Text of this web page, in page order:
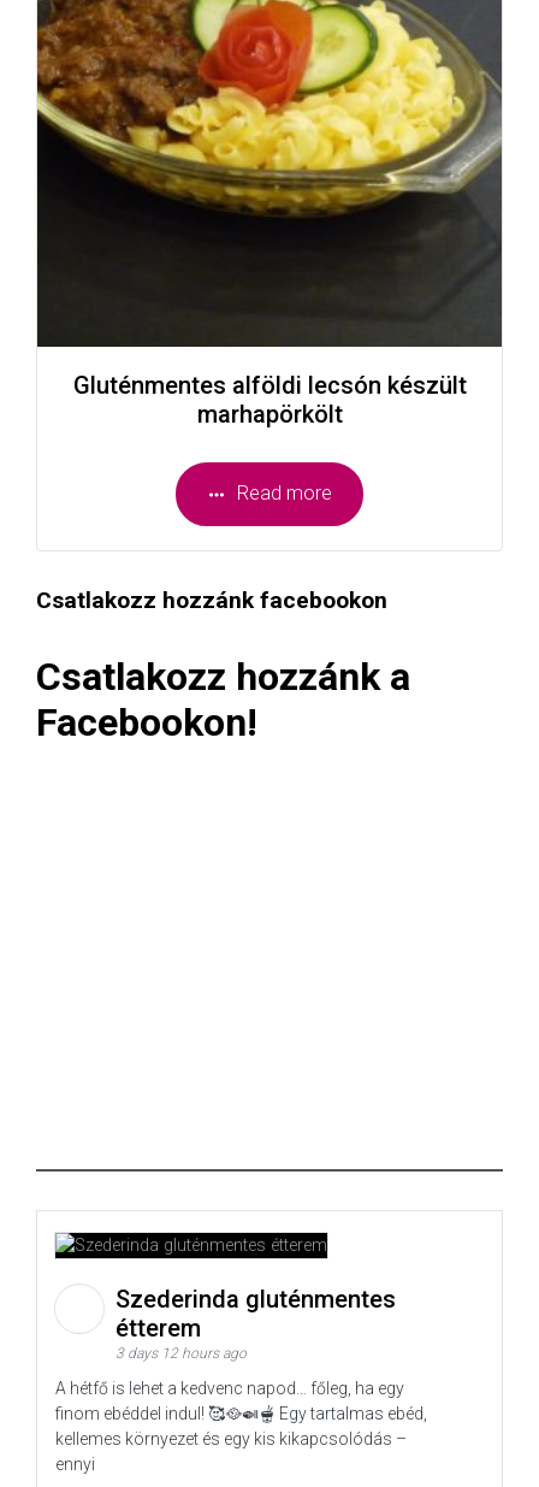
Gluténmentes alföldi lecsón készült
marhapörkölt
Read more
Csatlakozz hozzánk facebookon
Csatlakozz hozzánk a
Facebookon!
Szederinda gluténmentes
étterem
3 days 12 hours ago
A hétfő is lehet a kedvenc napod… főleg, ha egy
finom ebéddel indul! 🥰🥘🍛🫕 Egy tartalmas ebéd,
kellemes környezet és egy kis kikapcsolódás –
ennyi